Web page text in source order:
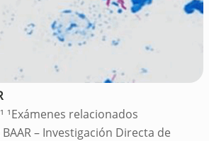
¹Exámenes relacionados
– Investigación Directa de